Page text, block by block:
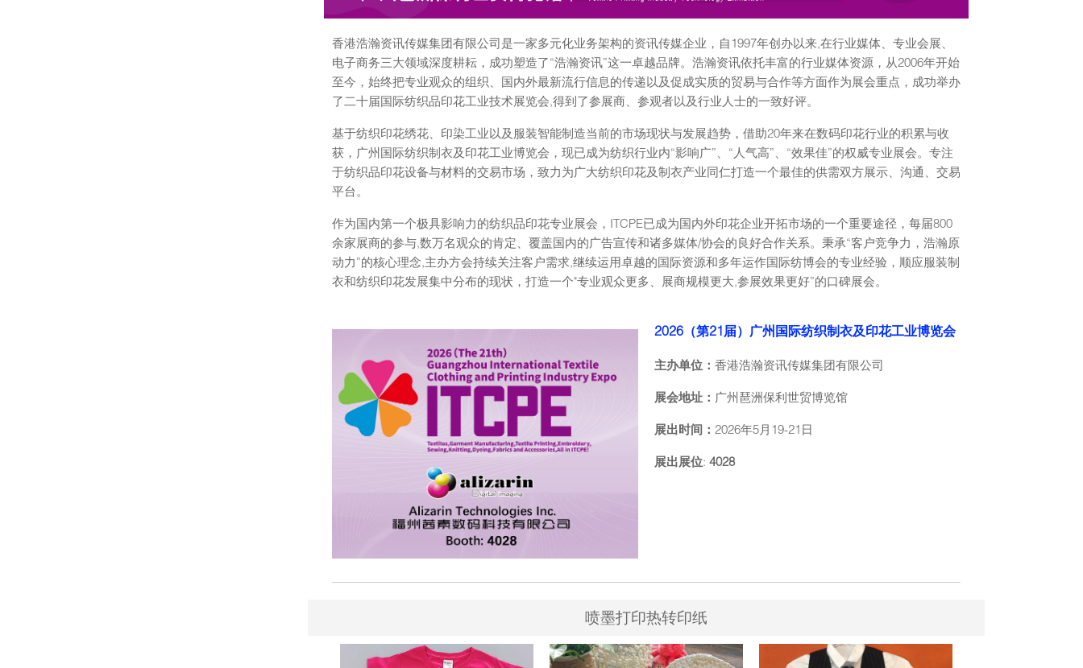
香港浩瀚资讯传媒集团有限公司是一家多元化业务架构的资讯传媒企业，自1997年创办以来,在行业媒体、专业会展、
电子商务三大领域深度耕耘，成功塑造了“浩瀚资讯”这一卓越品牌。浩瀚资讯依托丰富的行业媒体资源，从2006年开始
至今，始终把专业观众的组织、国内外最新流行信息的传递以及促成实质的贸易与合作等方面作为展会重点，成功举办
了二十届国际纺织品印花工业技术展览会,得到了参展商、参观者以及行业人士的一致好评。
基于纺织印花绣花、印染工业以及服装智能制造当前的市场现状与发展趋势，借助20年来在数码印花行业的积累与收
获，广州国际纺织制衣及印花工业博览会，现已成为纺织行业内“影响广”、“人气高”、“效果佳”的权威专业展会。专注
于纺织品印花设备与材料的交易市场，致力为广大纺织印花及制衣产业同仁打造一个最佳的供需双方展示、沟通、交易
平台。
作为国内第一个极具影响力的纺织品印花专业展会，ITCPE已成为国内外印花企业开拓市场的一个重要途径，每届800
余家展商的参与,数万名观众的肯定、覆盖国内的广告宣传和诸多媒体/协会的良好合作关系。秉承“客户竞争力，浩瀚原
动力”的核心理念,主办方会持续关注客户需求,继续运用卓越的国际资源和多年运作国际纺博会的专业经验，顺应服装制
衣和纺织印花发展集中分布的现状，打造一个"专业观众更多、展商规模更大,参展效果更好”的口碑展会。
2026（第21届）广州国际纺织制衣及印花工业博览会
主办单位： 香港浩瀚资讯传媒集团有限公司
展会地址： 广州琶洲保利世贸博览馆
展出时间： 2026年5月19-21日
展出展位: 4028
喷墨打印热转印纸